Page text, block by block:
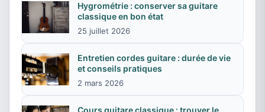
Hygrométrie : conserver sa guitare
classique en bon état
25 juillet 2026
Entretien cordes guitare : durée de vie
et conseils pratiques
2 mars 2026
Cours guitare classique : trouver le